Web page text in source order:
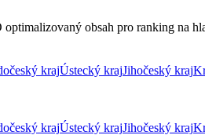
obsah pro ranking na
krajÚstecký krajJihočeský kraj
krajÚstecký krajJihočeský kraj